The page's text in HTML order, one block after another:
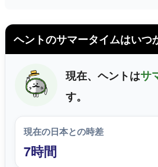
ヘントのサマータイムはいつ
現在、ヘントはサ
す。
現在の日本との時差
7時間